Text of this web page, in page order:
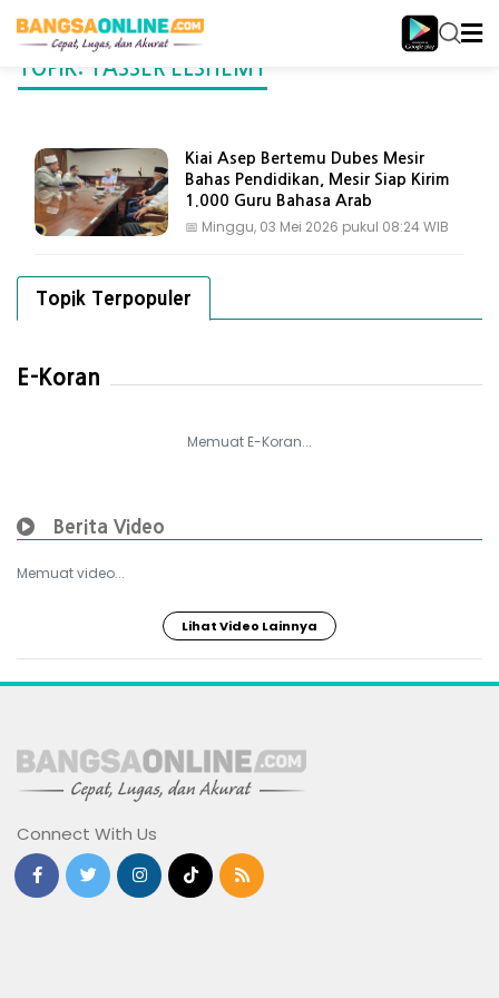
TOPIK: YASSER ELSHEMY
Kiai Asep Bertemu Dubes Mesir
Bahas Pendidikan, Mesir Siap Kirim
1.000 Guru Bahasa Arab
📅 Minggu, 03 Mei 2026 pukul 08:24 WIB
Topik Terpopuler
E-Koran
Memuat E-Koran...
Berita Video
Memuat video...
Lihat Video Lainnya
Connect With Us